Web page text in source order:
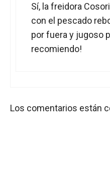
Sí, la freidora
con el pescado
por fuera y jugoso
recomiendo!
Los comentarios están